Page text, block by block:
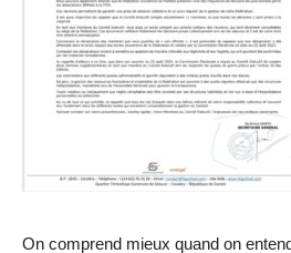
On comprend mieux quand on